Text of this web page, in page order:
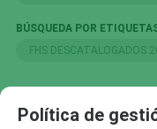
BÚSQUEDA POR
FHS DESCATALOGADOS
SOLICITAR MÁS
Política de